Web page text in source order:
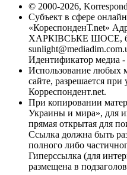
© 2000-2026,
Субъект в сфере
«КореспонденТ.net»
ХАРКІВСЬКЕ ШОСЕ,
Идентификатор медиа -
Использование любых
сайте, разрешается
Корреспондент.net.
При копировании
Украины и мира», для
прямая открытая для
Ссылка должна быть
полного либо
Гиперссылка (для
размещена в